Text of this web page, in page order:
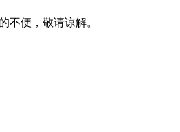
便，敬请谅解。